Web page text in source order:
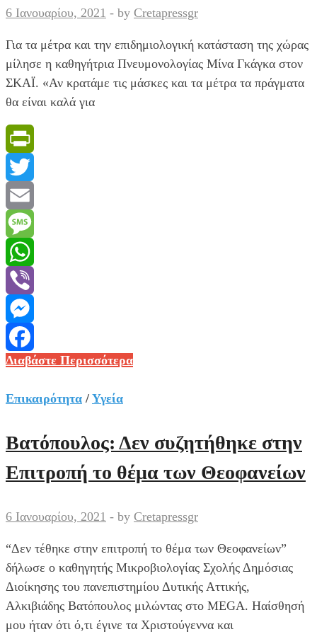
εμβολιασμών
6 Ιανουαρίου, 2021 - by Cretapressgr
Για τα μέτρα και την επιδημιολογική κατάσταση της χώρας
μίλησε η καθηγήτρια Πνευμονολογίας Μίνα Γκάγκα στον
ΣΚΑΪ. «Αν κρατάμε τις μάσκες και τα μέτρα τα πράγματα
θα είναι καλά για
PrintFriendly
Twitter
Email
Message
WhatsApp
Viber
Messenger
Facebook
Γκάγκα:
το
15ήμερο
για
αύξηση
–
θα
αρχίσουμε
να
χαλαρώνουμε
Διαβάστε Περισσότερα
Επικαιρότητα / Υγεία
Βατόπουλος: Δεν συζητήθηκε στην
Επιτροπή το θέμα των Θεοφανείων
6 Ιανουαρίου, 2021 - by Cretapressgr
“Δεν τέθηκε στην επιτροπή το θέμα των Θεοφανείων”
δήλωσε ο καθηγητής Μικροβιολογίας Σχολής Δημόσιας
Διοίκησης του πανεπιστημίου Δυτικής Αττικής,
Αλκιβιάδης Βατόπουλος μιλώντας στο MEGA. Ηαίσθησή
μου ήταν ότι ό,τι έγινε τα Χριστούγεννα και